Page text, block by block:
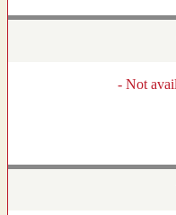
- Not